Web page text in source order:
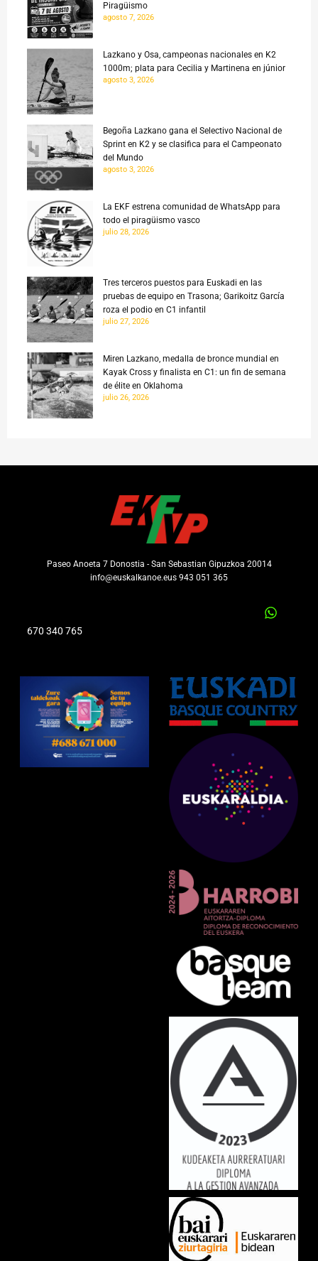
Piragüismo
agosto 7, 2026
Lazkano y Osa, campeonas nacionales en K2
1000m; plata para Cecilia y Martinena en júnior
agosto 3, 2026
Begoña Lazkano gana el Selectivo Nacional de
Sprint en K2 y se clasifica para el Campeonato
del Mundo
agosto 3, 2026
La EKF estrena comunidad de WhatsApp para
todo el piragüismo vasco
julio 28, 2026
Tres terceros puestos para Euskadi en las
pruebas de equipo en Trasona; Garikoitz García
roza el podio en C1 infantil
julio 27, 2026
Miren Lazkano, medalla de bronce mundial en
Kayak Cross y finalista en C1: un fin de semana
de élite en Oklahoma
julio 26, 2026
Paseo Anoeta 7 Donostia - San Sebastian Gipuzkoa 20014
info@euskalkanoe.eus 943 051 365
670 340 765